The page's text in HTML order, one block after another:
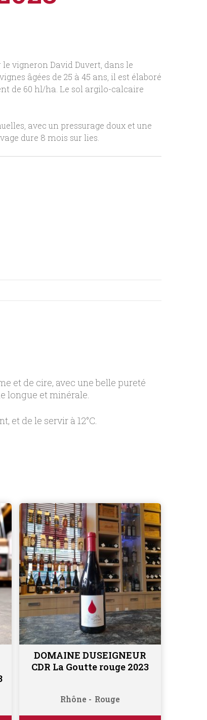
vigneron David Duvert, dans le
âgées de 25 à 45 ans, il est élaboré
de 60 hl/ha. Le sol argilo-calcaire
avec un pressurage doux et une
dure 8 mois sur lies.
et de cire, avec une belle pureté
longue et minérale.
et de le servir à 12°C.
Lire la suite
DOMAINE DUSEIGNEUR
CDR La Goutte rouge 2023
Rhône Rouge